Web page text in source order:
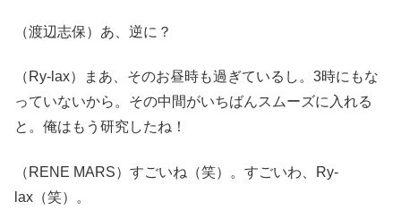
（渡辺志保）あ、逆に？
（Ry-lax）まあ、そのお昼時も過ぎているし。3時にもな
っていないから。その中間がいちばんスムーズに入れる
と。俺はもう研究したね！
（RENE MARS）すごいね（笑）。すごいわ、Ry-
lax（笑）。